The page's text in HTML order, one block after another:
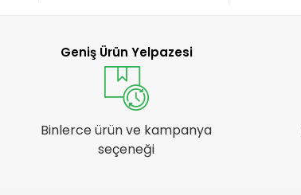
Geniş Ürün Yelpazesi
Binlerce ürün ve kampanya
seçeneği